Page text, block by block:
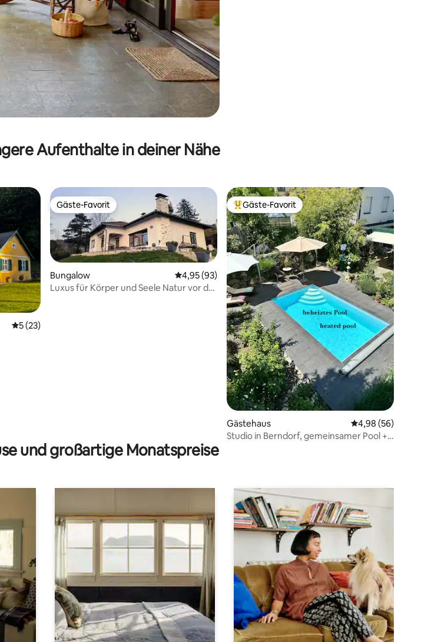
Aufenthalte in deiner Nähe
Bewertungen
Durchschnittliche Bewertung: 5 von 5, 23 Bewertungen
5 (23)
Gäste-Favorit
Gäste-Favorit
Bungalow Durchschnittliche Bewertung: 4,95 von 5, 93 Bewertungen
4,95 (93)
Luxus für Körper und Seele Natur vor der
Beliebter Gäste-Favorit.
Gäste-Favorit
Gästehaus Durchschnittliche
4,98 (56)
Studio in Berndorf, gemeinsamer Pool +
und großartige Monatspreise